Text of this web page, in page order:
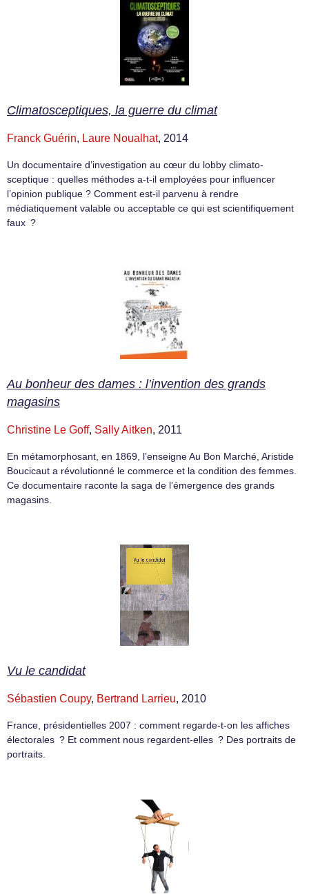
Climatosceptiques, la guerre du climat
Franck Guérin, Laure Noualhat, 2014
Un documentaire d’investigation au cœur du lobby climato-
sceptique : quelles méthodes a-t-il employées pour influencer
l’opinion publique ? Comment est-il parvenu à rendre
médiatiquement valable ou acceptable ce qui est scientifiquement
faux ?
Au bonheur des dames : l’invention des grands
magasins
Christine Le Goff, Sally Aitken, 2011
En métamorphosant, en 1869, l’enseigne Au Bon Marché, Aristide
Boucicaut a révolutionné le commerce et la condition des femmes.
Ce documentaire raconte la saga de l’émergence des grands
magasins.
Vu le candidat
Sébastien Coupy, Bertrand Larrieu, 2010
France, présidentielles 2007 : comment regarde-t-on les affiches
électorales ? Et comment nous regardent-elles ? Des portraits de
portraits.